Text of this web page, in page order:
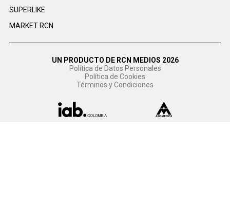
SUPERLIKE
MARKET RCN
UN PRODUCTO DE RCN MEDIOS 2026
Política de Datos Personales
Política de Cookies
Términos y Condiciones